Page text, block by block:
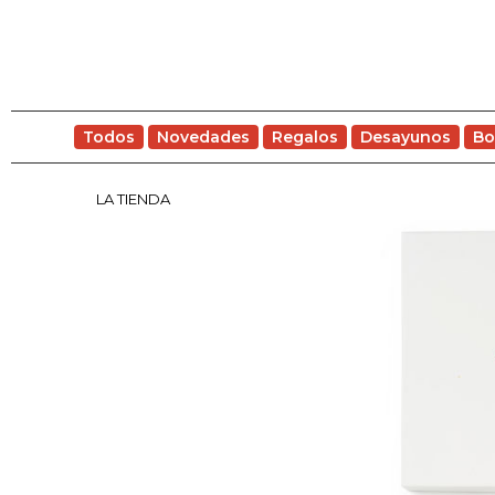
Todos Novedades Regalos Desayunos
LA TIENDA